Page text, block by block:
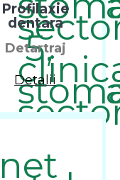
Profilaxie
dentara
Detartraj
Detalii